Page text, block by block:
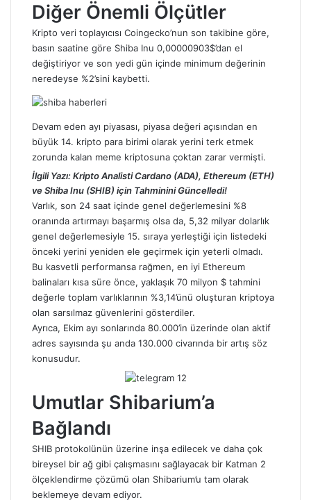
Diğer Önemli Ölçütler
Kripto veri toplayıcısı Coingecko’nun son takibine göre,
basın saatine göre Shiba Inu 0,00000903$’dan el
değiştiriyor ve son yedi gün içinde minimum değerinin
neredeyse %2’sini kaybetti.
Devam eden ayı piyasası, piyasa değeri açısından en
büyük 14. kripto para birimi olarak yerini terk etmek
zorunda kalan meme kriptosuna çoktan zarar vermişti.
İlgili Yazı:Kripto Analisti Cardano (ADA), Ethereum (ETH)
ve Shiba Inu (SHIB) için Tahminini Güncelledi!
Varlık, son 24 saat içinde genel değerlemesini %8
oranında artırmayı başarmış olsa da, 5,32 milyar dolarlık
genel değerlemesiyle 15. sıraya yerleştiği için listedeki
önceki yerini yeniden ele geçirmek için yeterli olmadı.
Bu kasvetli performansa rağmen, en iyi Ethereum
balinaları kısa süre önce, yaklaşık 70 milyon $ tahmini
değerle toplam varlıklarının %3,14’ünü oluşturan kriptoya
olan sarsılmaz güvenlerini gösterdiler.
Ayrıca, Ekim ayı sonlarında 80.000’in üzerinde olan aktif
adres sayısında şu anda 130.000 civarında bir artış söz
konusudur.
Umutlar Shibarium’a
Bağlandı
SHIB protokolünün üzerine inşa edilecek ve daha çok
bireysel bir ağ gibi çalışmasını sağlayacak bir Katman 2
ölçeklendirme çözümü olan Shibarium’u tam olarak
beklemeye devam ediyor.